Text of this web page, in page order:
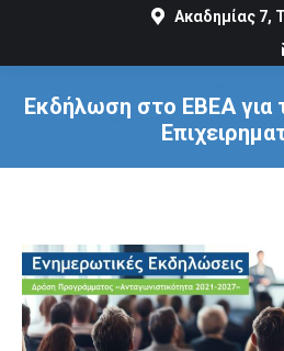
Ακαδημίας 7,
Εκδήλωση στο ΕΒΕΑ για